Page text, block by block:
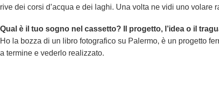
rive dei corsi d’acqua e dei laghi. Una volta ne vidi uno
Qual è il tuo sogno nel cassetto? Il progetto, l’idea o il
Ho la bozza di un libro fotografico su Palermo, è un progetto
a termine e vederlo realizzato.